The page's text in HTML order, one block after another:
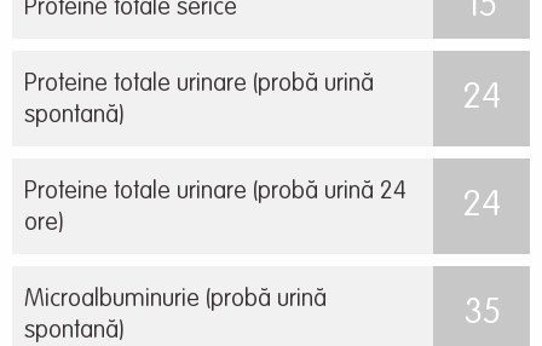
Proteine totale serice
Proteine totale urinare (probă urină
spontană)
24
Proteine totale urinare (probă urină 24
ore)
24
Microalbuminurie (probă urină
spontană)
35